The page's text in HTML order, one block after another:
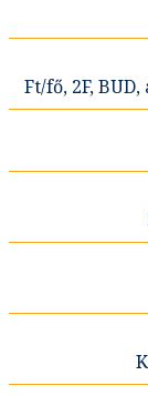
Ft/fő, 2F,